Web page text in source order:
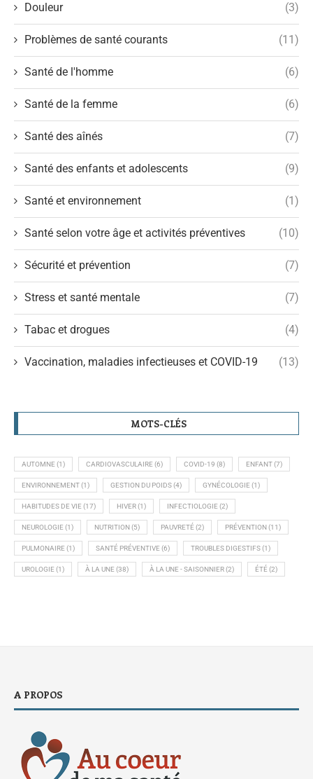
Douleur (3)
Problèmes de santé courants (11)
Santé de l'homme (6)
Santé de la femme (6)
Santé des aînés (7)
Santé des enfants et adolescents (9)
Santé et environnement (1)
Santé selon votre âge et activités préventives (10)
Sécurité et prévention (7)
Stress et santé mentale (7)
Tabac et drogues (4)
Vaccination, maladies infectieuses et COVID-19 (13)
MOTS-CLÉS
AUTOMNE(1) CARDIOVASCULAIRE(6) COVID-19 (8) ENFANT(7)
ENVIRONNEMENT(1) GESTION DU POIDS(4) GYNÉCOLOGIE(1)
HABITUDES DE VIE(17) HIVER(1) INFECTIOLOGIE(2)
NEUROLOGIE(1) NUTRITION (5) PAUVRETÉ(2) PRÉVENTION (11)
PULMONAIRE(1) SANTÉ PRÉVENTIVE(6) TROUBLES DIGESTIFS(1)
UROLOGIE(1) À LA UNE(38) À LA UNE - SAISONNIER(2) ÉTÉ(2)
A PROPOS